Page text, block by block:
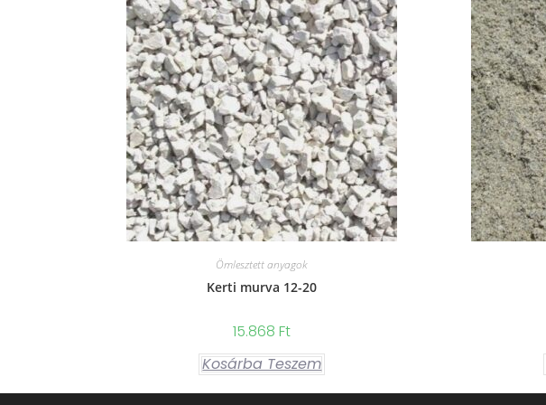
Ömlesztett anyagok
Kerti murva 12-20
15.868Ft
Kosárba Teszem